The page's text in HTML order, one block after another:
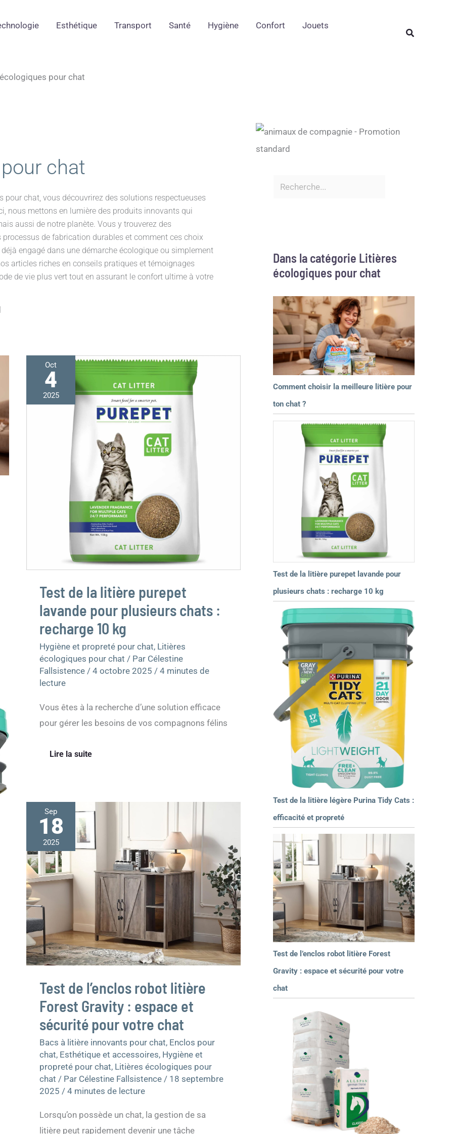
Esthétique Transport Santé Hygiène Confort
Jouets
Rechercher
pour chat
chat
pour chat, vous découvrirez des solutions respectueuses
nous mettons en lumière des produits innovants qui
aussi de notre planète. Vous y trouverez des
de fabrication durables et comment ces choix
engagé dans une démarche écologique ou simplement
articles riches en conseils pratiques et témoignages
de vie plus vert tout en assurant le confort ultime à votre
Oct
4
2025
Test de la litière purepet
lavande pour plusieurs chats :
recharge 10 kg
Hygiène et propreté pour chat, Litières
écologiques pour chat / Par Célestine
Fallsistence / 4 octobre 2025 / 4 minutes de
lecture
Vous êtes à la recherche d’une solution efficace
pour gérer les besoins de vos compagnons félins
Test
de
la
litière
purepet
lavande
plusieurs
recharge
Lire la suite
Sep
18
2025
Test de l’enclos robot litière
Forest Gravity : espace et
sécurité pour votre chat
Bacs à litière innovants pour chat, Enclos pour
chat, Esthétique et accessoires, Hygiène et
propreté pour chat, Litières écologiques pour
chat / Par Célestine Fallsistence / 18 septembre
2025 / 4 minutes de lecture
Lorsqu’on possède un chat, la gestion de sa
litière peut rapidement devenir une tâche
Test
de
l’enclos
robot
litière
Forest
Gravity
sécurité
pour
votre
chat
Dans la catégorie Litières
écologiques pour chat
Comment choisir la meilleure litière pour
ton chat ?
Test de la litière purepet lavande pour
plusieurs chats : recharge 10 kg
Test de la litière légère Purina Tidy Cats :
efficacité et propreté
Test de l’enclos robot litière Forest
Gravity : espace et sécurité pour votre
chat